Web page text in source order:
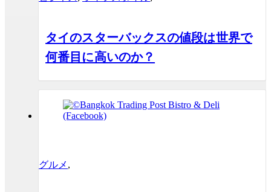
タイのスターバックスの値段は世界で
何番目に高いのか？
グルメ ,